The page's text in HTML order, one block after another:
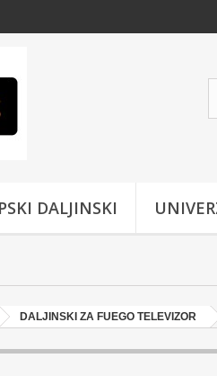
DALJINSKI
DALJINSKI ZA FUEGO TELEVIZOR